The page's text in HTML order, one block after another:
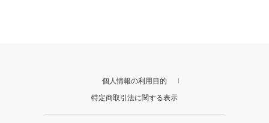
個人情報の利用目的
特定商取引法に関する表示